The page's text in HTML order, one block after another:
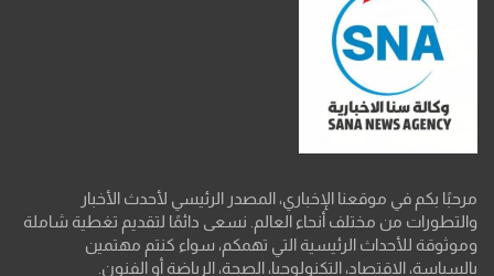
مرحبًا بكم في موقعنا الإخباري، المصدر الرئيسي لأحدث الأخبار
والتطورات من مختلف أنحاء العالم. نسعى دائمًا لتقديم تغطية شاملة
وموثوقة للأحداث الرئيسية التي تهمكم، سواء كنتم مهتمين
بالسياسة، الاقتصاد، التكنولوجيا، الصحة، الرياضة أو الفنون.